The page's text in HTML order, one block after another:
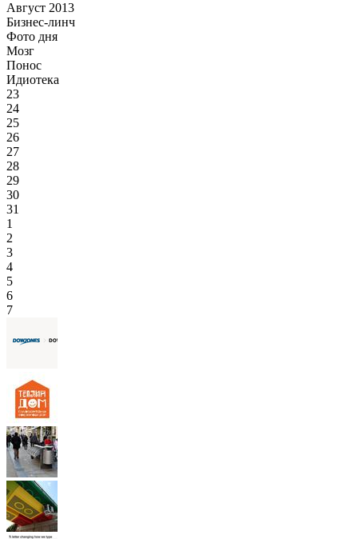
Август 2013
Бизнес-линч
Фото дня
Мозг
Понос
Идиотека
23
24
25
26
27
28
29
30
31
1
2
3
4
5
6
7